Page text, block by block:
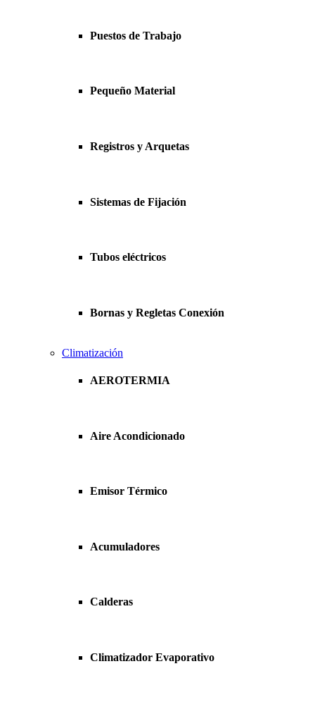
Puestos de Trabajo
Pequeño Material
Registros y Arquetas
Sistemas de Fijación
Tubos eléctricos
Bornas y Regletas Conexión
Climatización
AEROTERMIA
Aire Acondicionado
Emisor Térmico
Acumuladores
Calderas
Climatizador Evaporativo